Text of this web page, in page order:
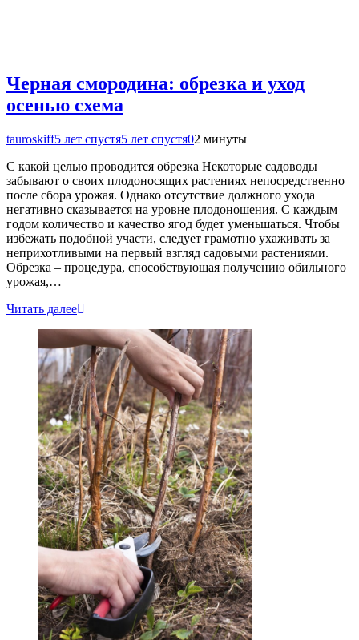
Черная смородина: обрезка и уход
осенью схема
tauroskiff5 лет спустя5 лет спустя02 минуты
С какой целью проводится обрезка Некоторые садоводы
забывают о своих плодоносящих растениях непосредственно
после сбора урожая. Однако отсутствие должного ухода
негативно сказывается на уровне плодоношения. С каждым
годом количество и качество ягод будет уменьшаться. Чтобы
избежать подобной участи, следует грамотно ухаживать за
неприхотливыми на первый взгляд садовыми растениями.
Обрезка – процедура, способствующая получению обильного
урожая,…
Читать далее